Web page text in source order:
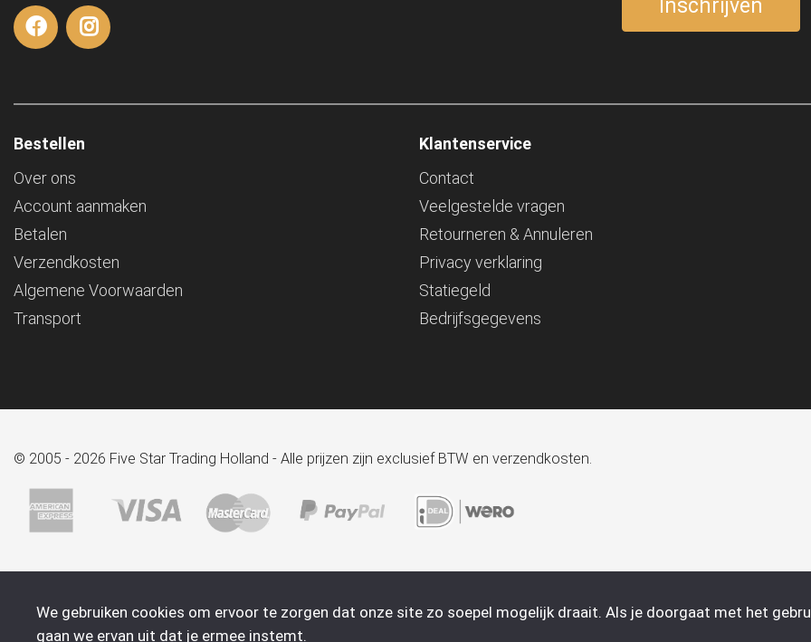
Bestellen
Over ons
Account aanmaken
Betalen
Verzendkosten
Algemene Voorwaarden
Transport
Klantenservice
Contact
Veelgestelde vragen
Retourneren & Annuleren
Privacy verklaring
Statiegeld
Bedrijfsgegevens
© 2005 - 2026 Five Star Trading Holland - Alle prijzen zijn exclusief BTW en verzendkosten.
We gebruiken cookies om ervoor te zorgen dat onze site zo soepel mogelijk draait. Als je doorgaat met het
gaan we ervan uit dat je ermee instemt.